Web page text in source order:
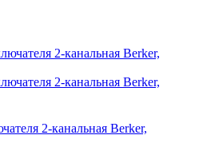
2-канальная Berker,